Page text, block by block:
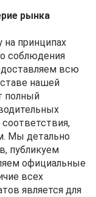
рынка
на принципах
соблюдения
всю
нашей
полный
Мы детально
публикуем
официальные
всех
является для